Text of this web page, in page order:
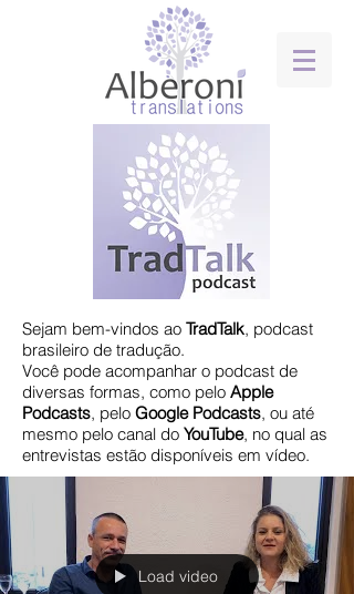
Sejam bem-vindos ao TradTalk, podcast
brasileiro de tradução.
​Você pode acompanhar o podcast de
diversas formas, como pelo Apple
Podcasts, pelo Google Podcasts, ou até
mesmo pelo canal do YouTube, no qual as
entrevistas estão disponíveis em vídeo.
Load video